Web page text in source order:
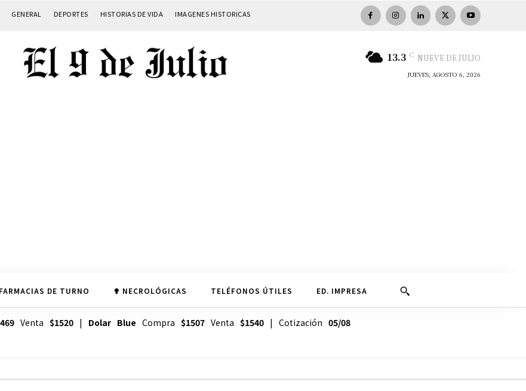
GENERAL DEPORTES HISTORIAS DE VIDA IMAGENES HISTORICAS
13.3 C NUEVE DE JULIO
JUEVES, AGOSTO 6, 2026
FARMACIAS DE TURNO ✟ NECROLÓGICAS TELÉFONOS ÚTILES ED. IMPRESA
Venta $1520| Dolar Blue Compra $1507Venta $1540| Cotización 05/08